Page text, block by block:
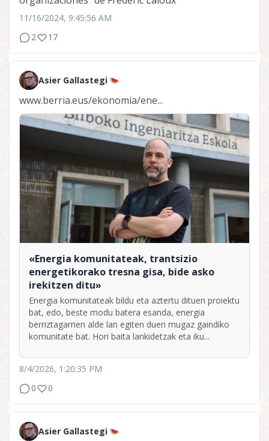
11/16/2024, 9:45:56 AM
2
17
Asier Gallastegi
www.berria.eus/ekonomia/ene...
«Energia komunitateak, trantsizio
energetikorako tresna gisa, bide asko
irekitzen ditu»
Energia komunitateak bildu eta aztertu dituen proiektu
bat, edo, beste modu batera esanda, energia
berriztagarrien alde lan egiten duen mugaz gaindiko
komunitate bat. Hori baita lankidetzak eta iku...
8/4/2026, 1:20:35 PM
0
0
Asier Gallastegi